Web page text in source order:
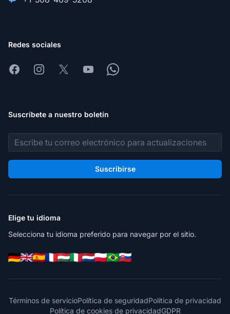
Redes sociales
FacebookInstagram
X YoutubeWhatsapp
Suscríbete a nuestro boletín
Dirección de correo electrónico
Suscribirse
Elige tu idioma
Selecciona tu idioma preferido para navegar por el sitio.
Términos de servicioPolítica de seguridadPolítica de privacidad
Política de cookies de privacidadGDPR